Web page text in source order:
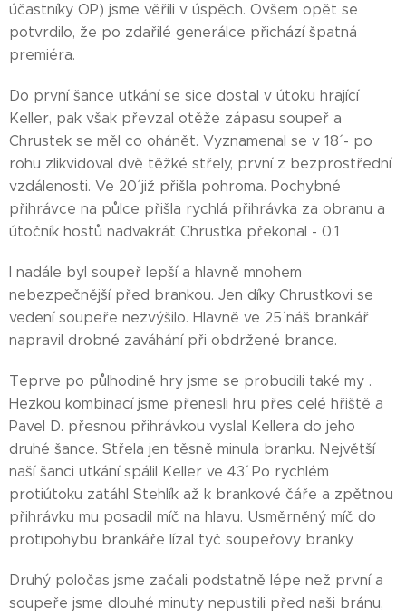
účastníky OP) jsme věřili v úspěch. Ovšem opět se
potvrdilo, že po zdařilé generálce přichází špatná
premiéra.
Do první šance utkání se sice dostal v útoku hrající
Keller, pak však převzal otěže zápasu soupeř a
Chrustek se měl co ohánět. Vyznamenal se v 18´ - po
rohu zlikvidoval dvě těžké střely, první z bezprostřední
vzdálenosti. Ve 20´ již přišla pohroma. Pochybné
přihrávce na půlce přišla rychlá přihrávka za obranu a
útočník hostů nadvakrát Chrustka překonal - 0:1
I nadále byl soupeř lepší a hlavně mnohem
nebezpečnější před brankou. Jen díky Chrustkovi se
vedení soupeře nezvýšilo. Hlavně ve 25´ náš brankář
napravil drobné zaváhání při obdržené brance.
Teprve po půlhodině hry jsme se probudili také my .
Hezkou kombinací jsme přenesli hru přes celé hřiště a
Pavel D. přesnou přihrávkou vyslal Kellera do jeho
druhé šance. Střela jen těsně minula branku. Největší
naší šanci utkání spálil Keller ve 43´. Po rychlém
protiútoku zatáhl Stehlík až k brankové čáře a zpětnou
přihrávku mu posadil míč na hlavu. Usměrněný míč do
protipohybu brankáře lízal tyč soupeřovy branky.
Druhý poločas jsme začali podstatně lépe než první a
soupeře jsme dlouhé minuty nepustili před naši bránu,